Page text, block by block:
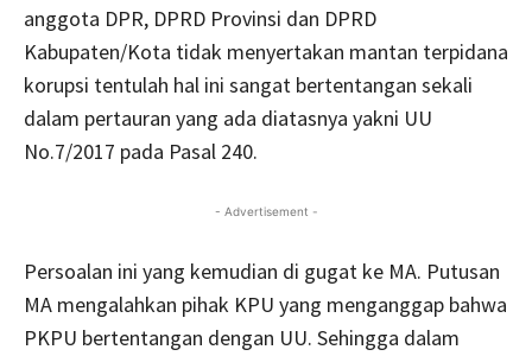
anggota DPR, DPRD Provinsi dan DPRD
Kabupaten/Kota tidak menyertakan mantan terpidana
korupsi tentulah hal ini sangat bertentangan sekali
dalam pertauran yang ada diatasnya yakni UU
No.7/2017 pada Pasal 240.
- Advertisement -
Persoalan ini yang kemudian di gugat ke MA. Putusan
MA mengalahkan pihak KPU yang menganggap bahwa
PKPU bertentangan dengan UU. Sehingga dalam